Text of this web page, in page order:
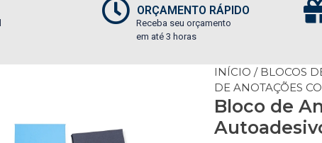
ORÇAMENTO RÁPIDO
Receba seu orçamento
em até 3 horas
INÍCIO / BLOCOS
DE ANOTAÇÕES
Bloco de